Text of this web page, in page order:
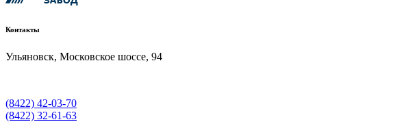
Контакты
Ульяновск, Московское шоссе, 94
(8422) 42-03-70
(8422) 32-61-63